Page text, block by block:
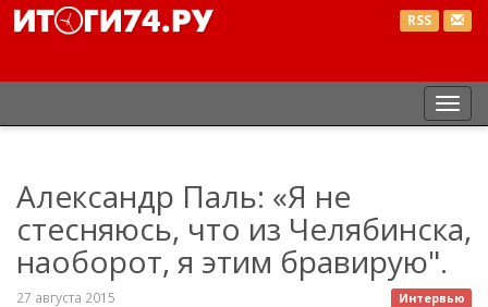
RSS
Александр Паль: «Я не
стесняюсь, что из Челябинска,
наоборот, я этим бравирую".
Интервью
27 августа 2015